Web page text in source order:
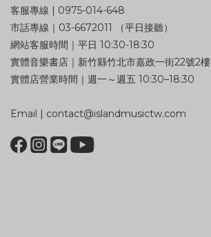
客服專線 | 0975-014-648
市話專線｜03-6672011 （平日接聽）
網站客服時間｜平日 10:30-18:30
實體音樂書店｜新竹縣竹北市嘉政一街22號2樓
實體店營業時間｜週一～週五 10:30–18:30
Email | contact@islandmusictw.com